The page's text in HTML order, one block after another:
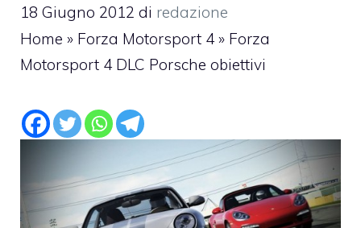
18 Giugno 2012 di redazione
Home » Forza Motorsport 4 » Forza
Motorsport 4 DLC Porsche obiettivi